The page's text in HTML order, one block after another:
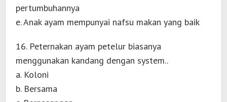
pertumbuhannya
e. Anak ayam mempunyai nafsu makan yang baik
16. Peternakan ayam petelur biasanya
menggunakan kandang dengan system..
a. Koloni
b. Bersama